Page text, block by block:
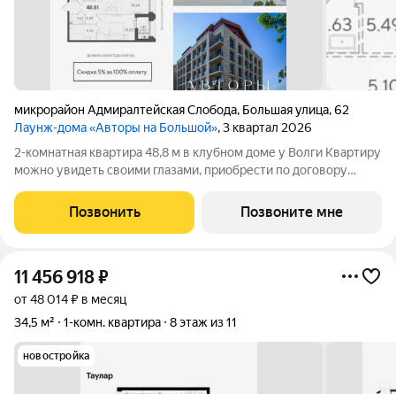
микрорайон Адмиралтейская Слобода, Большая улица,62
Лаунж-дома «Авторы на Большой», 3 квартал 2026
2-комнатная квартира 48,8 м в клубном доме у Волги Квартиру
можно увидеть своими глазами, приобрести по договору
расположен в Адмиралтейской слободе тихой исторической
части Казани с
Позвонить Позвоните мне
11 456 918₽
от 48 014 ₽ в месяц
34,5 м²
1-комн. квартира 8 этаж из 11
новостройка